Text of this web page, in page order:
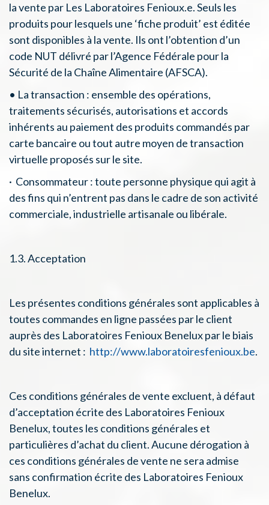
la vente par Les Laboratoires Fenioux.e. Seuls les
produits pour lesquels une ‘fiche produit’ est éditée
sont disponibles à la vente. Ils ont l’obtention d’un
code NUT délivré par l’Agence Fédérale pour la
Sécurité de la Chaîne Alimentaire (AFSCA).
• La transaction : ensemble des opérations,
traitements sécurisés, autorisations et accords
inhérents au paiement des produits commandés par
carte bancaire ou tout autre moyen de transaction
virtuelle proposés sur le site.
· Consommateur : toute personne physique qui agit à
des fins qui n’entrent pas dans le cadre de son activité
commerciale, industrielle artisanale ou libérale.
1.3. Acceptation
Les présentes conditions générales sont applicables à
toutes commandes en ligne passées par le client
auprès des Laboratoires Fenioux Benelux par le biais
du site internet : http://www.laboratoiresfenioux.be.
Ces conditions générales de vente excluent, à défaut
d’acceptation écrite des Laboratoires Fenioux
Benelux, toutes les conditions générales et
particulières d’achat du client. Aucune dérogation à
ces conditions générales de vente ne sera admise
sans confirmation écrite des Laboratoires Fenioux
Benelux.